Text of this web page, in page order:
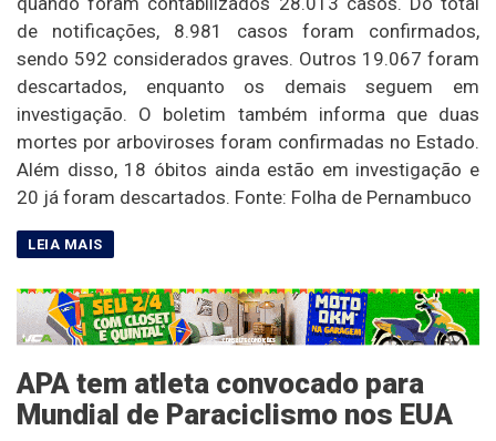
de notificações, 8.981 casos foram confirmados,
sendo 592 considerados graves. Outros 19.067 foram
descartados, enquanto os demais seguem em
investigação. O boletim também informa que duas
mortes por arboviroses foram confirmadas no Estado.
Além disso, 18 óbitos ainda estão em investigação e
20 já foram descartados. Fonte: Folha de Pernambuco
APA tem atleta convocado para
Mundial de Paraciclismo nos EUA